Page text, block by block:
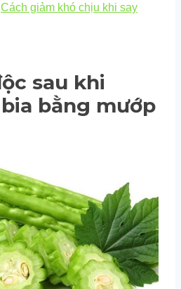
Cách giảm khó chịu khi say
sau khi
bằng mướp